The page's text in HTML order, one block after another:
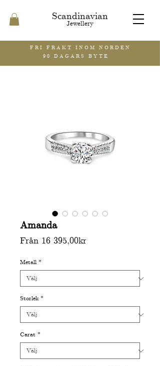
Scandinavian
Jewellery
FRI FRAKT INOM NORDEN
90 DAGARS BYTE
Amanda
Från 16 395,00krReapris
Metall *
Storlek *
Carat *